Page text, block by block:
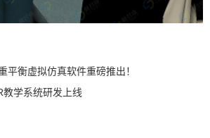
平衡虚拟仿真软件重磅推出！
教学系统研发上线